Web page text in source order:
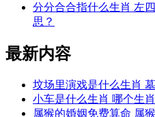
分分合合指什么生肖 左
思？
最新内容
坟场里演戏是什么生肖
小车是什么生肖 哪个生
属猴的婚姻免费算命 属